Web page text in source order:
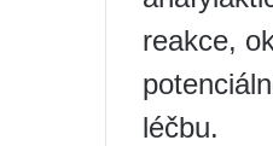
reakce,
léčbu.